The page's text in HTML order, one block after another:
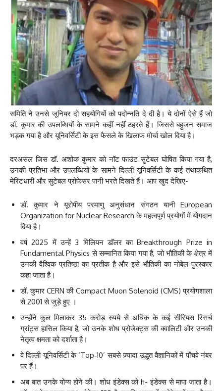
समिति ने उनसे जूनियर दो सहयोगियों को पदोन्नति दे दी है। ये दोनों ऐसे हैं जो
डॉ. कुमार की उपलब्धियों के सामने कहीं नहीं ठहरते हैं। जिससे बहुजन समाज
भड़क गया है और यूनिवर्सिटी के इस फैसले के खिलाफ मोर्चा खोल दिया है।
दरअसल जिस डॉ. अशोक कुमार को नॉट फाउंट सुटेबल घोषित किया गया है,
उनकी प्रतिभा और उपलब्धियों के सामने दिल्ली यूनिवर्सिटी के कई तथाकथित
मेरिटधारी और सुटेबल प्रोफेसर पानी भरते दिखते हैं। आप खुद देखिए-
डॉ. कुमार ने यूरोपीय परमाणु अनुसंधान संगठन यानी European
Organization for Nuclear Research के महत्वपूर्ण प्रयोगों में योगदान
दिया है।
वर्ष 2025 में उन्हें 3 मिलियन डॉलर का Breakthrough Prize in
Fundamental Physics से सम्मानित किया गया है, जो भौतिकी के क्षेत्र में
उनकी वैश्विक प्रतिष्ठा का प्रतीक है और इसे भौतिकी का नोबेल पुरस्कार
कहा जाता है।
डॉ. कुमार CERN की Compact Muon Solenoid (CMS) प्रयोगशाला
से 2001 से जुड़े हुए ।
उन्होंने कुल मिलाकर 35 करोड़ रुपये से अधिक के कई सीरियस रिसर्च
ग्रांट्स हासिल किया है, जो उनके शोध प्रोजेक्ट्स की क्वालिटी और उनकी
नेतृत्व क्षमता को दर्शाता है।
वे दिल्ली यूनिवर्सिटी के ‘Top‑10’ सबसे ज़्यादा उद्धृत वैज्ञानिकों में पाँचवे नंबर
पर हैं।
अब बात उनके योग्य होने की। शोध इंडेक्स को h- इंडेक्स से मापा जाता है।